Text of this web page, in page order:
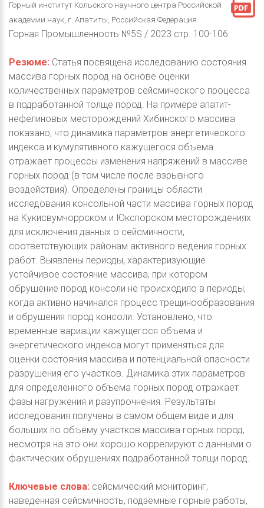
Горный институт Кольского научного центра Российской
академии наук, г. Апатиты, Российская Федерация
Горная Промышленность №5S / 2023 стр. 100-106
Резюме: Статья посвящена исследованию состояния
массива горных пород на основе оценки
количественных параметров сейсмического процесса
в подработанной толще пород. На примере апатит-
нефелиновых месторождений Хибинского массива
показано, что динамика параметров энергетического
индекса и кумулятивного кажущегося объема
отражает процессы изменения напряжений в массиве
горных пород (в том числе после взрывного
воздействия). Определены границы области
исследования консольной части массива горных пород
на Кукисвумчоррском и Юкспорском месторождениях
для исключения данных о сейсмичности,
соответствующих районам активного ведения горных
работ. Выявлены периоды, характеризующие
устойчивое состояние массива, при котором
обрушение пород консоли не происходило в периоды,
когда активно начинался процесс трещинообразования
и обрушения пород консоли. Установлено, что
временные вариации кажущегося объема и
энергетического индекса могут применяться для
оценки состояния массива и потенциальной опасности
разрушения его участков. Динамика этих параметров
для определенного объема горных пород отражает
фазы нагружения и разупрочнения. Результаты
исследования получены в самом общем виде и для
больших по объему участков массива горных пород,
несмотря на это они хорошо коррелируют с данными о
фактических обрушениях подработанной толщи пород.
Ключевые слова: сейсмический мониторинг,
наведенная сейсмичность, подземные горные работы,